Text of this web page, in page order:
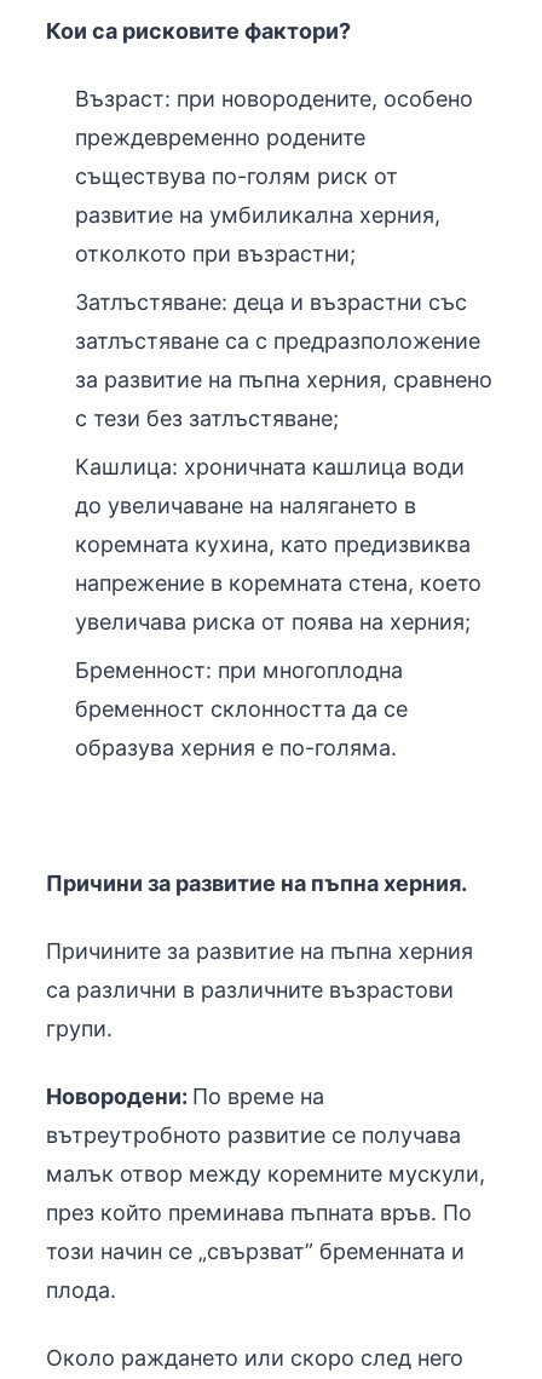
Кои са рисковите фактори?
Възраст: при новородените, особено
преждевременно родените
съществува по-голям риск от
развитие на умбиликална херния,
отколкото при възрастни;
Затлъстяване: деца и възрастни със
затлъстяване са с предразположение
за развитие на пъпна херния, сравнено
с тези без затлъстяване;
Кашлица: хроничната кашлица води
до увеличаване на налягането в
коремната кухина, като предизвиква
напрежение в коремната стена, което
увеличава риска от поява на херния;
Бременност: при многоплодна
бременност склонността да се
образува херния е по-голяма.
Причини за развитие на пъпна херния.
Причините за развитие на пъпна херния
са различни в различните възрастови
групи.
Новородени: По време на
вътреутробното развитие се получава
малък отвор между коремните мускули,
през който преминава пъпната връв. По
този начин се „свързват” бременната и
плода.
Около раждането или скоро след него